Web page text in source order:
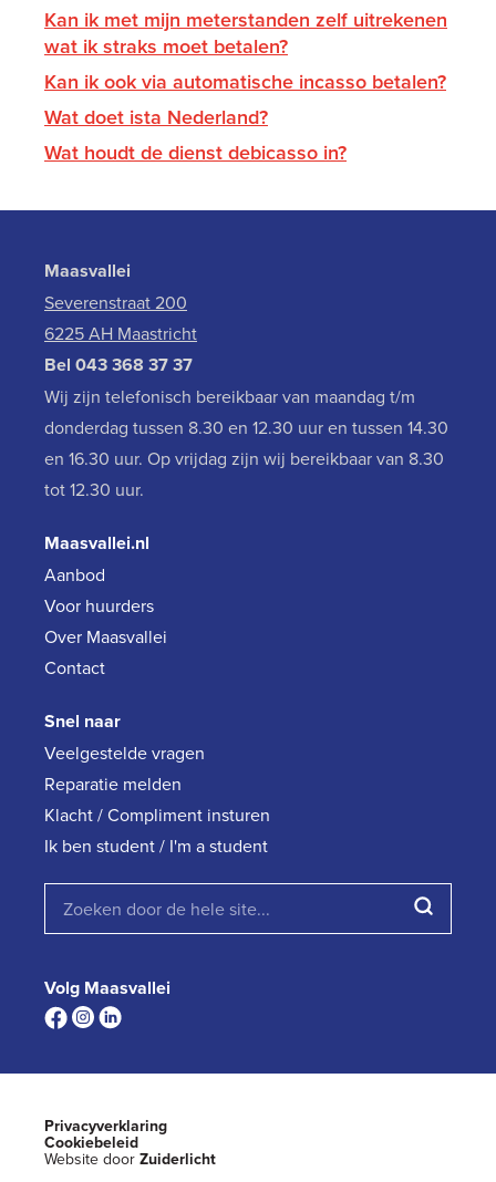
Kan ik met mijn meterstanden zelf uitrekenen
wat ik straks moet betalen?
Kan ik ook via automatische incasso betalen?
Wat doet ista Nederland?
Wat houdt de dienst debicasso in?
Maasvallei
Severenstraat 200
6225 AH Maastricht
Bel 043 368 37 37
Wij zijn telefonisch bereikbaar van maandag t/m
donderdag tussen 8.30 en 12.30 uur en tussen 14.30
en 16.30 uur. Op vrijdag zijn wij bereikbaar van 8.30
tot 12.30 uur.
Maasvallei.nl
Aanbod
Voor huurders
Over Maasvallei
Contact
Snel naar
Veelgestelde vragen
Reparatie melden
Klacht / Compliment insturen
Ik ben student / I'm a student
Volg Maasvallei
Privacyverklaring
Cookiebeleid
Website door Zuiderlicht